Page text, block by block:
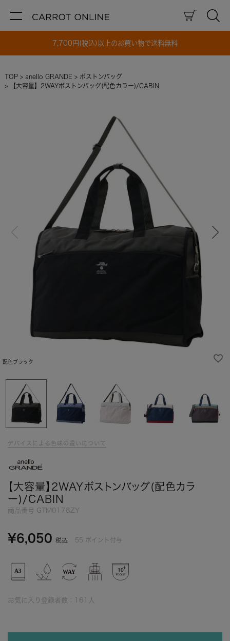
7,700円(税込)以上のお買い物で送料無料
TOP anello GRANDE
ボストンバッグ
【大容量】2WAYボストンバッグ(配色カラー)/CABIN
配色ブラック
デバイスによる色味の違いについて
【大容量】2WAYボストンバッグ(配色カラ
ー)/CABIN
商品番号 GTM0178ZY
¥6,050 税込 55 ポイント付与
お気に入り登録者数： 161 人